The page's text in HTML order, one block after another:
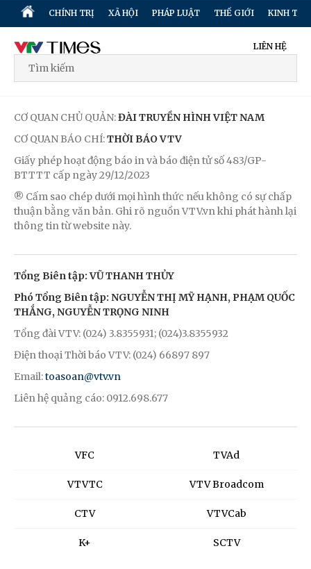
CHÍNH TRỊ XÃ HỘI PHÁP LUẬT THẾ GIỚI KINH TẾ
LIÊN HỆ
CƠ QUAN CHỦ QUẢN:ĐÀI TRUYỀN HÌNH VIỆT NAM
CƠ QUAN BÁO CHÍ:THỜI BÁO VTV
Giấy phép hoạt động báo in và báo điện tử số 483/GP-
BTTTT cấp ngày 29/12/2023
® Cấm sao chép dưới mọi hình thức nếu không có sự chấp
thuận bằng văn bản. Ghi rõ nguồn VTV.vn khi phát hành lại
thông tin từ website này.
Tổng Biên tập: VŨ THANH THỦY
Phó Tổng Biên tập: NGUYỄN THỊ MỸ HẠNH, PHẠM QUỐC
THẮNG, NGUYỄN TRỌNG NINH
Tổng đài VTV: (024) 3.8355931; (024)3.8355932
Điện thoại Thời báo VTV: (024) 66897 897
Email:toasoan@vtv.vn
Liên hệ quảng cáo: 0912.698.677
VFC
VTVTC
CTV
K+
TVAd
VTV Broadcom
VTVCab
SCTV